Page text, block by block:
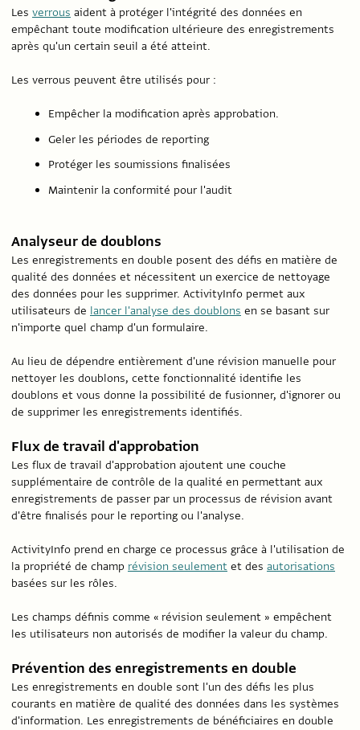
Les verrous aident à protéger l'intégrité des données en
empêchant toute modification ultérieure des enregistrements
après qu'un certain seuil a été atteint.
Les verrous peuvent être utilisés pour :
Empêcher la modification après approbation.
Geler les périodes de reporting
Protéger les soumissions finalisées
Maintenir la conformité pour l'audit
Analyseur de doublons
Les enregistrements en double posent des défis en matière de
qualité des données et nécessitent un exercice de nettoyage
des données pour les supprimer. ActivityInfo permet aux
utilisateurs de lancer l'analyse des doublons en se basant sur
n'importe quel champ d'un formulaire.
Au lieu de dépendre entièrement d'une révision manuelle pour
nettoyer les doublons, cette fonctionnalité identifie les
doublons et vous donne la possibilité de fusionner, d'ignorer ou
de supprimer les enregistrements identifiés.
Flux de travail d'approbation
Les flux de travail d'approbation ajoutent une couche
supplémentaire de contrôle de la qualité en permettant aux
enregistrements de passer par un processus de révision avant
d'être finalisés pour le reporting ou l'analyse.
ActivityInfo prend en charge ce processus grâce à l'utilisation de
la propriété de champ révision seulement et des autorisations
basées sur les rôles.
Les champs définis comme « révision seulement » empêchent
les utilisateurs non autorisés de modifier la valeur du champ.
Prévention des enregistrements en double
Les enregistrements en double sont l'un des défis les plus
courants en matière de qualité des données dans les systèmes
d'information. Les enregistrements de bénéficiaires en double